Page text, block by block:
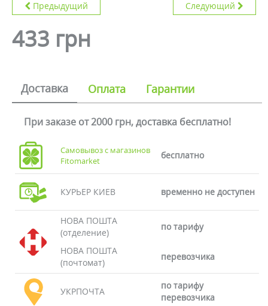
Предыдущий Следующий
433 грн
Доставка Оплата Гарантии
При заказе от 2000 грн, доставка бесплатно!
Самовывоз с магазинов
Fitomarket
бесплатно
КУРЬЕР КИЕВ временно не доступен
НОВА ПОШТА
(отделение)
по тарифу
НОВА ПОШТА
(почтомат)
перевозчика
УКРПОЧТА
по тарифу
перевозчика